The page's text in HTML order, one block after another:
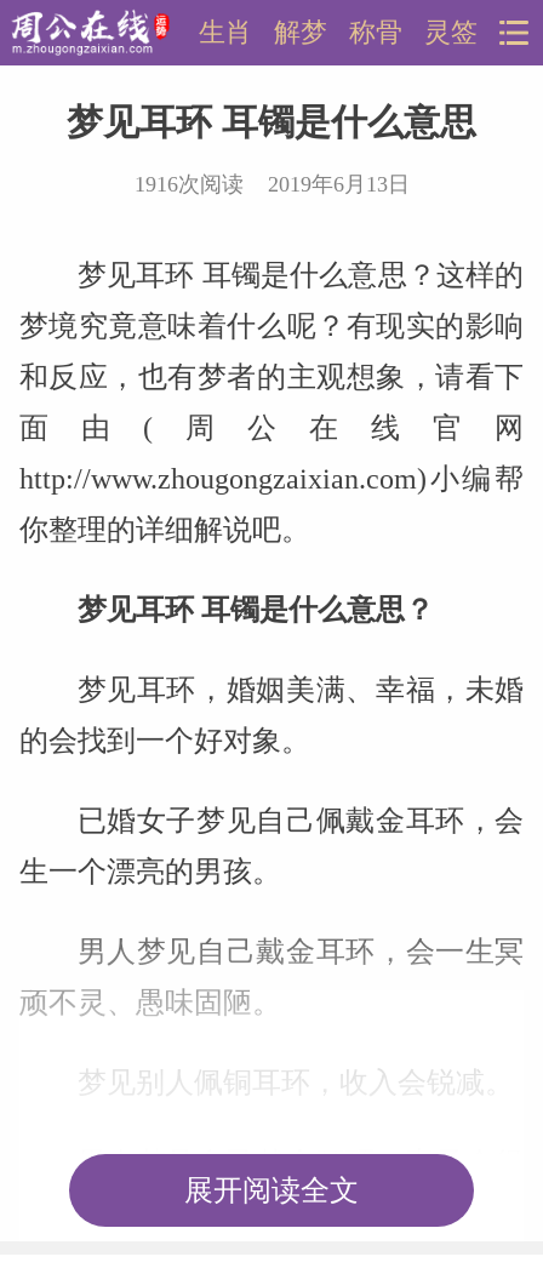
灵签
称骨
解梦
生肖
梦见耳环 耳镯是什么意思
1916次阅读 2019年6月13日
梦见耳环 耳镯是什么意思？这样的
梦境究竟意味着什么呢？有现实的影响
和反应，也有梦者的主观想象，请看下
面由(周公在线官网
http://www.zhougongzaixian.com)小编帮
你整理的详细解说吧。
梦见耳环 耳镯是什么意思？
梦见耳环，婚姻美满、幸福，未婚
的会找到一个好对象。
已婚女子梦见自己佩戴金耳环，会
生一个漂亮的男孩。
男人梦见自己戴金耳环，会一生冥
顽不灵、愚味固陋。
梦见别人佩铜耳环，收入会锐减。
男人梦见自己戴金耳环，妻子会很
快怀孕。
展开阅读全文